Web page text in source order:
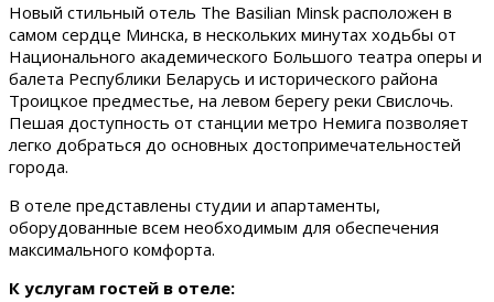
Новый стильный отель The Basilian Minsk расположен в
самом сердце Минска, в нескольких минутах ходьбы от
Национального академического Большого театра оперы и
балета Республики Беларусь и исторического района
Троицкое предместье, на левом берегу реки Свислочь.
Пешая доступность от станции метро Немига позволяет
легко добраться до основных достопримечательностей
города.
В отеле представлены студии и апартаменты,
оборудованные всем необходимым для обеспечения
максимального комфорта.
К услугам гостей в отеле: